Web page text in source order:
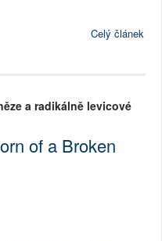
Celý článek
a radikálně levicové
of a Broken